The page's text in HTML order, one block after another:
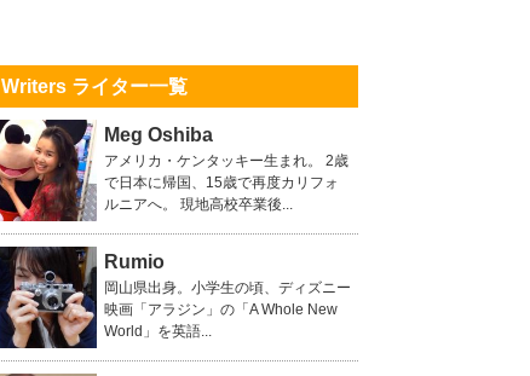
Writers ライター一覧
Meg Oshiba
アメリカ・ケンタッキー生まれ。 2歳
で日本に帰国、15歳で再度カリフォ
ルニアへ。 現地高校卒業後...
Rumio
岡山県出身。小学生の頃、ディズニー
映画「アラジン」の「A Whole New
World」を英語...